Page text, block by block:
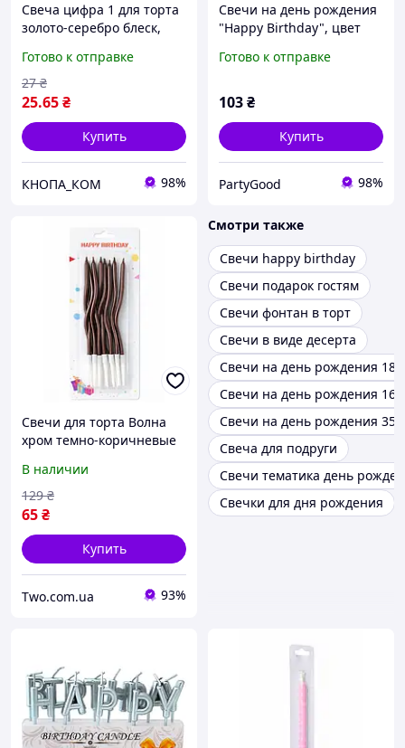
Свеча цифра 1 для торта
золото-серебро блеск,
день рождения
Готово к отправке
25.65₴
27 ₴
Купить
КНОПА_КОМ 98%
Свечи на день рождения
"Happy Birthday", цвет
шт
Готово к отправке
103₴
Купить
PartyGood 98%
Свечи для торта Волна
хром темно-коричневые
декоративные свечи на
день рождения
В наличии
65₴
129 ₴
Купить
Two.com.ua 93%
Смотри также
Свечи happy birthday
Свечи подарок гостям
Свечи фонтан в торт
Свечи в виде десерта
Свечи на день рождения 18
Свечи на день рождения 16
Свечи на день рождения 35
Свеча для подруги
Свечи тематика день
Свечки для дня рождения